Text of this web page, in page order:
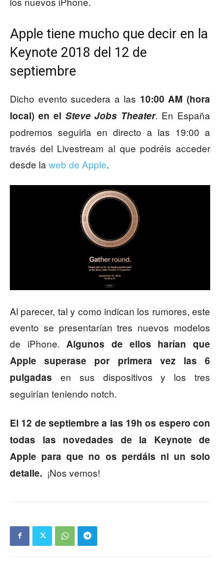
Apple tiene mucho que decir en la
Keynote 2018 del 12 de
septiembre
Dicho evento sucedera a las 10:00 AM (hora
local) en el Steve Jobs Theater. En España
podremos seguirla en directo a las 19:00 a
través del Livestream al que podréis acceder
desde la web de Apple.
Al parecer, tal y como indican los rumores, este
evento se presentarían tres nuevos modelos
de iPhone. Algunos de ellos harían que
Apple superase por primera vez las 6
pulgadas en sus dispositivos y los tres
seguirían teniendo notch.
El 12 de septiembre a las 19h os espero con
todas las novedades de la Keynote de
Apple para que no os perdáis ni un solo
detalle. ¡Nos vemos!